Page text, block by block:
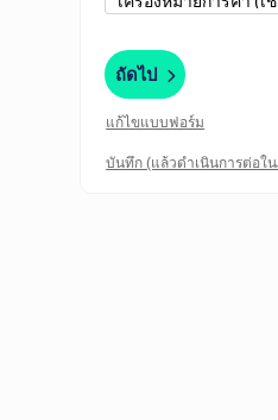
ถัดไป
แก้ไขแบบฟอร์ม